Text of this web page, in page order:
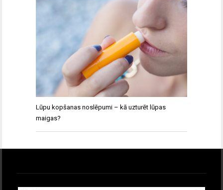
Lūpu kopšanas noslēpumi – kā uzturēt lūpas
maigas?